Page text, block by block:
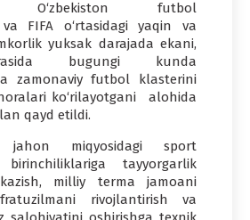
O‘zbekiston futbol
va FIFA o‘rtasidagi yaqin va
yuksak darajada ekani,
bugungi kunda
zamonaviy futbol klasterini
ko‘rilayotgani alohida
qayd etildi.
jahon miqyosidagi sport
tayyorgarlik
milliy terma jamoani
rivojlantirish va